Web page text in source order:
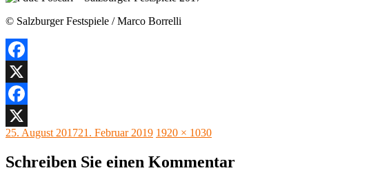
© Salzburger Festspiele / Marco Borrelli
Facebook
X
Facebook
X
Veröffentlicht
25. August 201721. Februar 2019 Originalgröße
1920 × 1030
Schreiben Sie einen Kommentar